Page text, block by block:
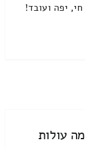
יפה ועובד!
עולות